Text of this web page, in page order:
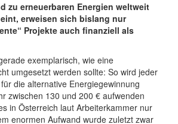
zu erneuerbaren Energien weltweit
erweisen sich bislang nur
Projekte auch finanziell als
exemplarisch, wie eine
umgesetzt werden sollte: So wird jeder
die alternative Energiegewinnung
zwischen 130 und 200 € aufwenden
in Österreich laut Arbeiterkammer nur
enormen Aufwand wurde zuletzt zwar